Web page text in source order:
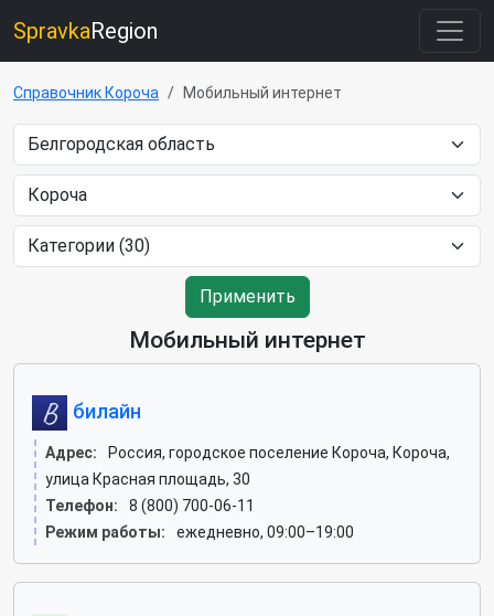
SpravkaRegion
Справочник Короча Мобильный интернет
Применить
Мобильный интернет
билайн
Адрес:
Россия, городское поселение Короча, Короча,
улица Красная площадь, 30
Телефон:
8 (800) 700-06-11
Режим работы:
ежедневно, 09:00–19:00